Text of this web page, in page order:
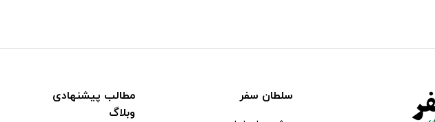
سلطان سفر
مطالب پیشنهادی
وبلاگ